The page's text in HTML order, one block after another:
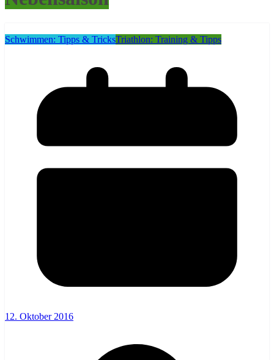
Schwimmen: Tipps & TricksTriathlon: Training & Tipps
12. Oktober 2016